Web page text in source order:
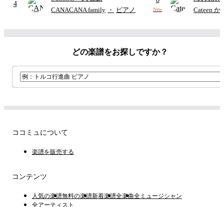
4
CANACANA family ・ ピアノ New
Cateen か
どの楽譜をお探しですか？
ココミュについて
楽譜を販売する
コンテンツ
人気の楽譜無料の楽譜新着楽譜全楽曲全ミュージシャン
全アーティスト